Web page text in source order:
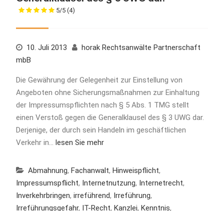
5/5 (4)
10. Juli 2013
horak Rechtsanwälte Partnerschaft
mbB
Die Gewährung der Gelegenheit zur Einstellung von
Angeboten ohne Sicherungsmaßnahmen zur Einhaltung
der Impressumspflichten nach § 5 Abs. 1 TMG stellt
einen Verstoß gegen die Generalklausel des § 3 UWG dar.
Derjenige, der durch sein Handeln im geschäftlichen
Verkehr in… lesen Sie mehr
Abmahnung, Fachanwalt, Hinweispflicht,
Impressumspflicht, Internetnutzung, Internetrecht,
Inverkehrbringen, irreführend, Irreführung,
Irreführungsgefahr, IT-Recht, Kanzlei, Kenntnis,